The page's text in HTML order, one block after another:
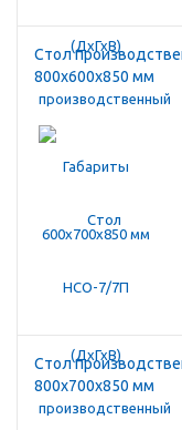
Стол
800х600х850 мм
Стол
800х700х850 мм